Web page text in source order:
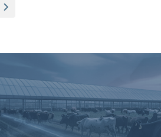
จังหวัดเเม่ฮ่องสอน ฝึกอบรมเกษตรกร ภ
ถัดไป: ปศุสัตว์อำเภอปายมอบปัจจัยการผลิต